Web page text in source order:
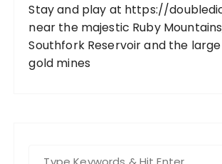
Stay and play at https://
near the majestic Ruby
Southfork Reservoir and the
gold mines